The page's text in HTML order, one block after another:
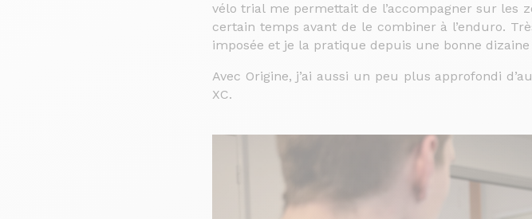
vélo trial me permettait de l’accompagner sur les
certain temps avant de le combiner à l’enduro.
imposée et je la pratique depuis une bonne dizaine
Avec Origine, j’ai aussi un peu plus approfondi
XC.